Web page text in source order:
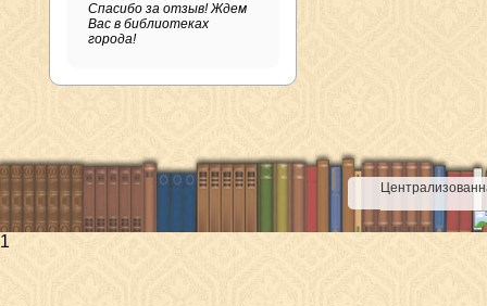
Спасибо за отзыв! Ждем
Вас в библиотеках
города!
1